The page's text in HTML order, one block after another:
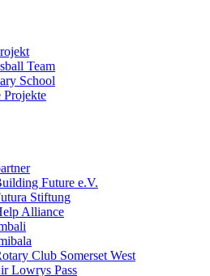
Team
School
Projekte
Future e.V.
Stiftung
Alliance
Club Somerset West
Lowrys Pass